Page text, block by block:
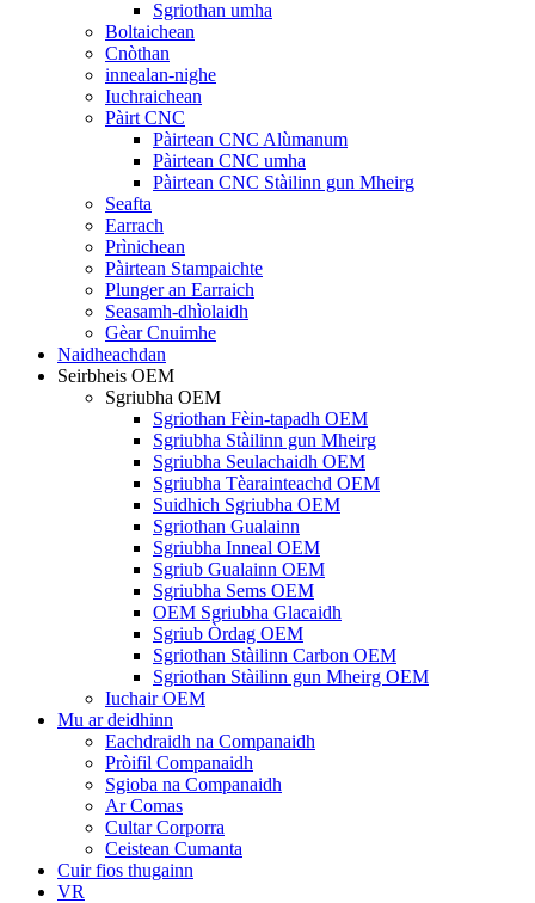
Sgriothan umha
Boltaichean
Cnòthan
innealan-nighe
Iuchraichean
Pàirt CNC
Pàirtean CNC Alùmanum
Pàirtean CNC umha
Pàirtean CNC Stàilinn gun Mheirg
Seafta
Earrach
Prìnichean
Pàirtean Stampaichte
Plunger an Earraich
Seasamh-dhìolaidh
Gèar Cnuimhe
Naidheachdan
Seirbheis OEM
Sgriubha OEM
Sgriothan Fèin-tapadh OEM
Sgriubha Stàilinn gun Mheirg
Sgriubha Seulachaidh OEM
Sgriubha Tèarainteachd OEM
Suidhich Sgriubha OEM
Sgriothan Gualainn
Sgriubha Inneal OEM
Sgriub Gualainn OEM
Sgriubha Sems OEM
OEM Sgriubha Glacaidh
Sgriub Òrdag OEM
Sgriothan Stàilinn Carbon OEM
Sgriothan Stàilinn gun Mheirg OEM
Iuchair OEM
Mu ar deidhinn
Eachdraidh na Companaidh
Pròifil Companaidh
Sgioba na Companaidh
Ar Comas
Cultar Corporra
Ceistean Cumanta
Cuir fios thugainn
VR